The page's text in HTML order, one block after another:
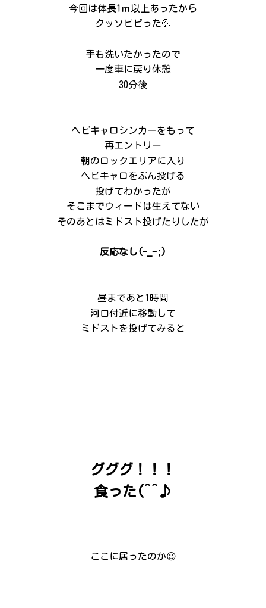
今回は体長1ｍ以上あったから
クッソビビった💦
手も洗いたかったので
一度車に戻り休憩
30分後
ヘビキャロシンカーをもって
再エントリー
朝のロックエリアに入り
ヘビキャロをぶん投げる
投げてわかったが
そこまでウィードは生えてない
そのあとはミドスト投げたりしたが
反応なし(-_-;)
昼まであと1時間
河口付近に移動して
ミドストを投げてみると
グググ！！！
食った(^^♪
ここに居ったのか😉